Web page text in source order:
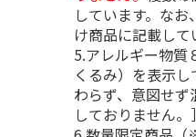
しています。な
け商品に記載して
5.アレルギー物質
くるみ）を表示
わらず、意図せ
しておりません。